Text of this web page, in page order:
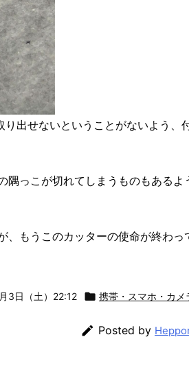
出せないということがないよう、
隅っこが切れてしまうものもあるよ
、もうこのカッターの使命が終わっ
3日（土）22:12  携帯・スマホ・カメ
 Posted by